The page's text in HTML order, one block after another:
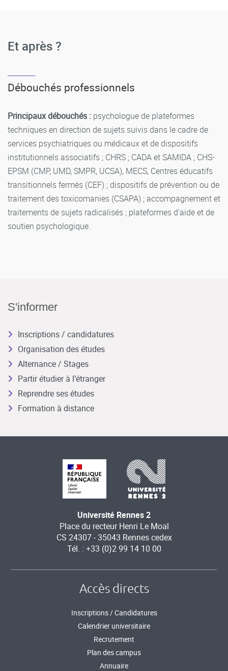
Et après ?
Débouchés professionnels
Principaux débouchés : psychologue de plateformes
techniques en direction de sujets suivis dans le cadre de
services psychiatriques ou médicaux et de dispositifs
institutionnels associatifs ; CHRS ; CADA et SAMIDA ; CHS-
EPSM (CMP, UMD, SMPR, UCSA), MECS, Centres éducatifs
transitionnels fermés (CEF) ; dispositifs de prévention ou de
traitement des toxicomanies (CSAPA) ; accompagnement et
traitements de sujets radicalisés ; plateformes d’aide et de
soutien psychologique.
S'informer
Inscriptions / candidatures
Organisation des études
Alternance / Stages
Partir étudier à l’étranger
Reprendre ses études
Formation à distance
Université Rennes 2
Place du recteur Henri Le Moal
CS 24307 - 35043 Rennes cedex
Tél. : +33 (0)2 99 14 10 00
Accès directs
Inscriptions / Candidatures
Calendrier universitaire
Recrutement
Plan des campus
Annuaire